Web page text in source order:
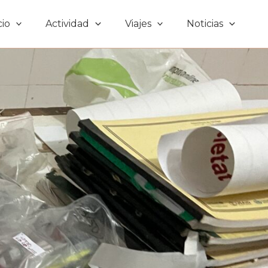
Actividad Viajes Noticias